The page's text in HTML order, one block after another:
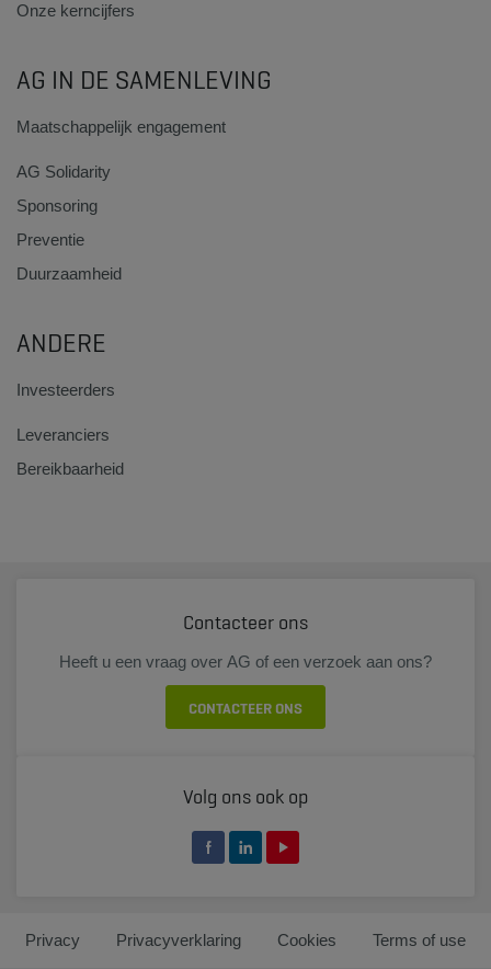
Onze kerncijfers
AG IN DE SAMENLEVING
Maatschappelijk engagement
AG Solidarity
Sponsoring
Preventie
Duurzaamheid
ANDERE
Investeerders
Leveranciers
Bereikbaarheid
Contacteer ons
Heeft u een vraag over AG of een verzoek aan ons?
CONTACTEER ONS
Volg ons ook op
Privacy Privacyverklaring Cookies Terms of use